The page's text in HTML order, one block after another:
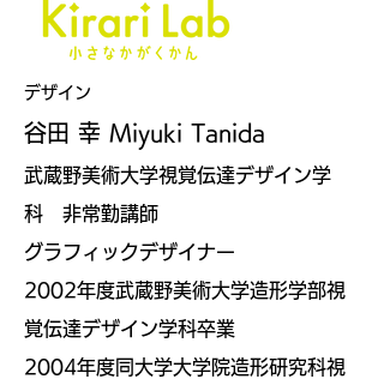
デザイン
谷田 幸 Miyuki Tanida
武蔵野美術大学視覚伝達デザイン学
科 非常勤講師
グラフィックデザイナー
2002年度武蔵野美術大学造形学部視
覚伝達デザイン学科卒業
2004年度同大学大学院造形研究科視